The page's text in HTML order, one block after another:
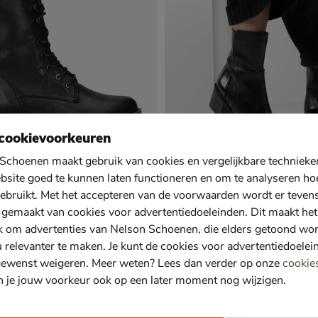
Ciel Nika 14
- zwart
voor € 104,99
,99
Regarde le Ciel Elettra
Rits- & gesloten boots - zwart
€ 149,99
149,99
maakt gebruik van cookies en vergelijkbare
goed te kunnen laten functioneren en om te analyseren
Met het accepteren van de voorwaarden wordt er
van cookies voor advertentiedoeleinden. Dit maakt het
om advertenties van Nelson Schoenen, die elders getoond
relevanter te maken. Je kunt de cookies voor
weigeren. Meer weten? Lees dan verder op onze
je jouw voorkeur ook op een later moment nog wijzigen.